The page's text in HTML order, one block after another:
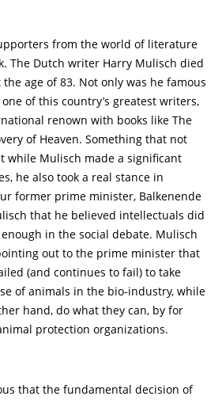
from the world of literature
The Dutch writer Harry Mulisch died
age of 83. Not only was he famous
of this country’s greatest writers,
renown with books like The
of Heaven. Something that not
while Mulisch made a significant
he also took a real stance in
former prime minister, Balkenende
that he believed intellectuals did
in the social debate. Mulisch
out to the prime minister that
(and continues to fail) to take
of animals in the bio-industry, while
hand, do what they can, by for
protection organizations.
that the fundamental decision of